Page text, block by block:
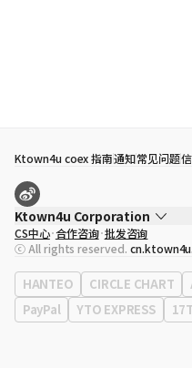
Ktown4u coex 指南通知常见问题
Ktown4u Corporation
代表
宋効珉
营业执照 120-87-71116
公司地址 首尔特别市 江南区 岭东大
CS中心 合作咨询 批发咨询
ⓒ All rights reserved.
HANTEO CIRCLE CHART
PayPal
YTO EXPRESS